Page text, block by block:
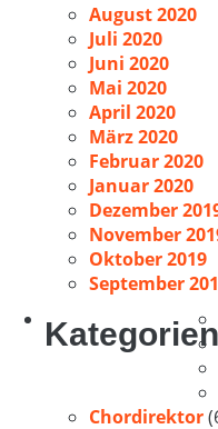
August 2020
Juli 2020
Juni 2020
Mai 2020
April 2020
März 2020
Februar 2020
Januar 2020
Dezember
November
Oktober 2019
September
Kategorien
Chordirektor